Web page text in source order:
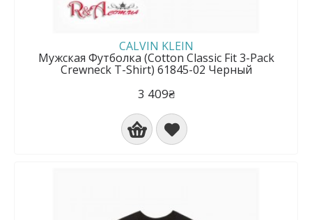
CALVIN KLEIN
Мужская Футболка (Cotton Classic Fit 3-Pack
Crewneck T-Shirt) 61845-02 Черный
3 409₴